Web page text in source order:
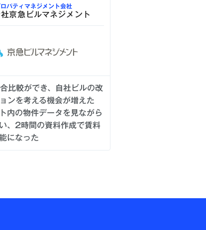
ロパティマネジメント会社
京急ビルマネジメント
比較ができ、自社ビルの改
ンを考える機会が増えた
内の物件データを見ながら
、2時間の資料作成で賃料
になった